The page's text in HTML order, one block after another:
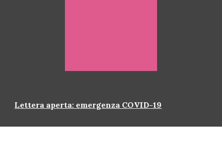
Lettera aperta: emergenza COVID-19